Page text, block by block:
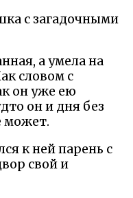
с загадочными
а умела на
словом с
он уже ею
он и дня без
может.
к ней парень с
свой и